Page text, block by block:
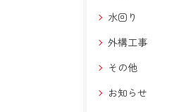
水回り
外構工事
その他
お知らせ